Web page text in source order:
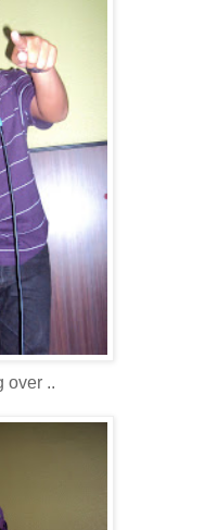
over ..